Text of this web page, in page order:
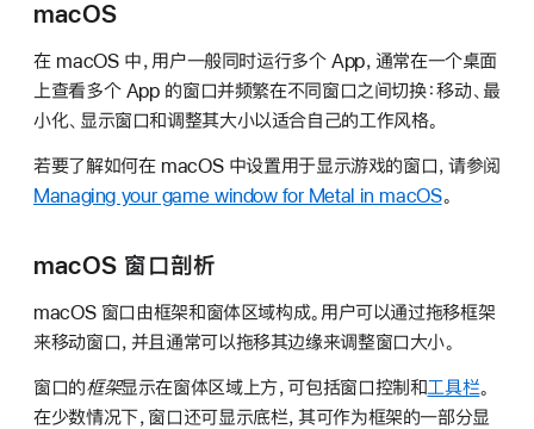
macOS
在 macOS 中，用户一般同时运行多个 App，通常在一个桌面
上查看多个 App 的窗口并频繁在不同窗口之间切换：移动、最
小化、显示窗口和调整其大小以适合自己的工作风格。
若要了解如何在 macOS 中设置用于显示游戏的窗口，请参阅
Managing your game window for Metal in macOS。
macOS 窗口剖析
macOS 窗口由框架和窗体区域构成。用户可以通过拖移框架
来移动窗口，并且通常可以拖移其边缘来调整窗口大小。
窗口的框架显示在窗体区域上方，可包括窗口控制和工具栏。
在少数情况下，窗口还可显示底栏，其可作为框架的一部分显